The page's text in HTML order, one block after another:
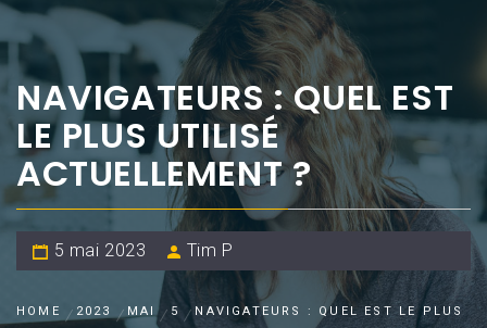
NAVIGATEURS : QUEL EST
LE PLUS UTILISÉ
ACTUELLEMENT ?
5 mai 2023 Tim P
HOME 2023 MAI 5
NAVIGATEURS : QUEL EST LE PLUS